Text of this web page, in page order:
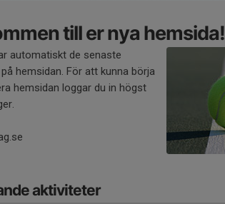
till er nya hemsida!
automatiskt de senaste
hemsidan. För att kunna börja
hemsidan loggar du in högst
aktiviteter